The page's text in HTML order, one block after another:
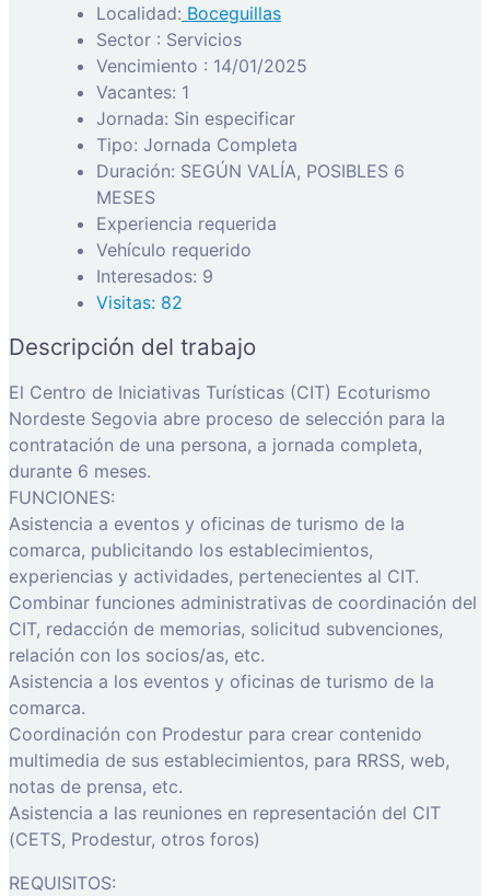
Localidad: Boceguillas
Sector : Servicios
Vencimiento : 14/01/2025
Vacantes: 1
Jornada: Sin especificar
Tipo: Jornada Completa
Duración: SEGÚN VALÍA, POSIBLES 6
MESES
Experiencia requerida
Vehículo requerido
Interesados: 9
Visitas: 82
Descripción del trabajo
El Centro de Iniciativas Turísticas (CIT) Ecoturismo
Nordeste Segovia abre proceso de selección para la
contratación de una persona, a jornada completa,
durante 6 meses.
FUNCIONES:
Asistencia a eventos y oficinas de turismo de la
comarca, publicitando los establecimientos,
experiencias y actividades, pertenecientes al CIT.
Combinar funciones administrativas de coordinación del
CIT, redacción de memorias, solicitud subvenciones,
relación con los socios/as, etc.
Asistencia a los eventos y oficinas de turismo de la
comarca.
Coordinación con Prodestur para crear contenido
multimedia de sus establecimientos, para RRSS, web,
notas de prensa, etc.
Asistencia a las reuniones en representación del CIT
(CETS, Prodestur, otros foros)
REQUISITOS: